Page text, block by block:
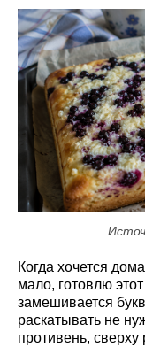
Когда хочется
мало, готовлю
замешивается
раскатывать не
противень,